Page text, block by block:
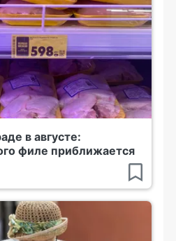
в августе:
филе приближается